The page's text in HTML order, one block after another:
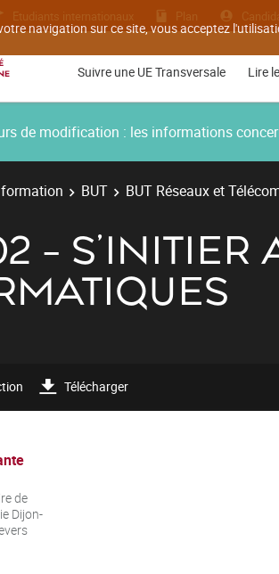
navigation sur ce site, vous acceptez
Etudiants internationaux Plan
Suivre une UE Transversale Lire
de modification : les informations
BUT BUT Réseaux et
- S'INITIER
Télécharger
de
Dijon-